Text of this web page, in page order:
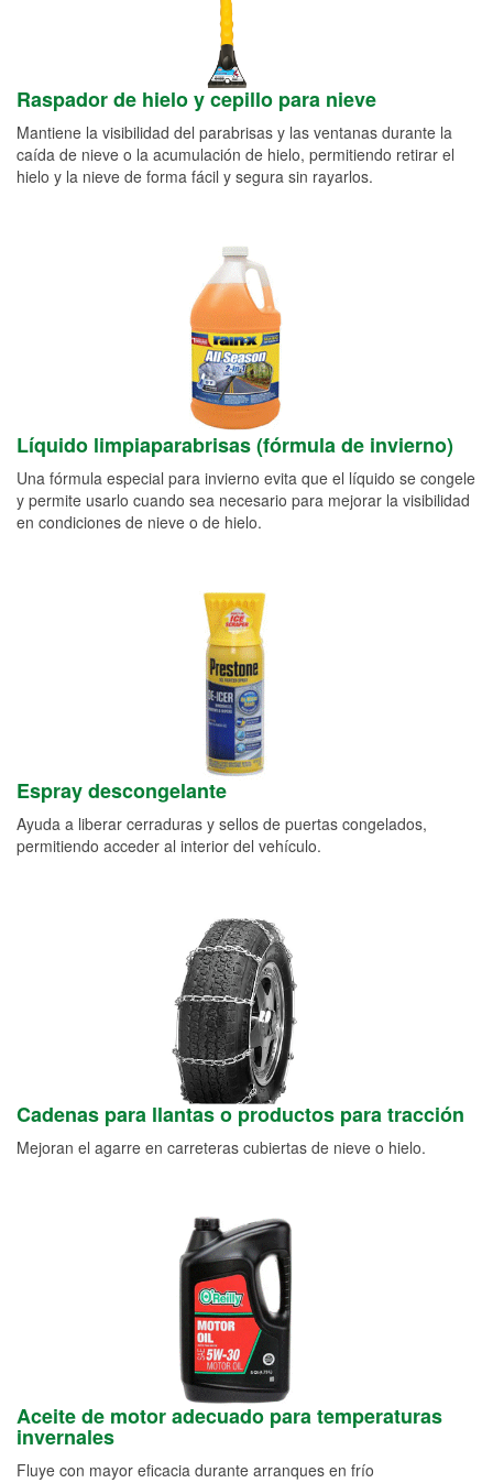
Raspador de hielo y cepillo para nieve
Mantiene la visibilidad del parabrisas y las ventanas durante la
caída de nieve o la acumulación de hielo, permitiendo retirar el
hielo y la nieve de forma fácil y segura sin rayarlos.
Líquido limpiaparabrisas (fórmula de invierno)
Una fórmula especial para invierno evita que el líquido se congele
y permite usarlo cuando sea necesario para mejorar la visibilidad
en condiciones de nieve o de hielo.
Espray descongelante
Ayuda a liberar cerraduras y sellos de puertas congelados,
permitiendo acceder al interior del vehículo.
Cadenas para llantas o productos para tracción
Mejoran el agarre en carreteras cubiertas de nieve o hielo.
Aceite de motor adecuado para temperaturas
invernales
Fluye con mayor eficacia durante arranques en frío